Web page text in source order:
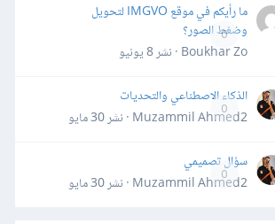
0
ما رأيكم في موقع IMGVO لتحويل
وضغط الصور؟
Boukhar Zo · نشر
8 يونيو
0
الذكاء الاصطناعي والتحديات
Muzammil Ahmed2 · نشر
30 مايو
0
سؤال تصميمي
Muzammil Ahmed2 · نشر
30 مايو